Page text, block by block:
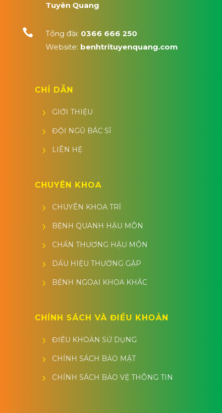
Tuyên Quang
 Tổng đài: 0366 666 250
Website: benhtrituyenquang.com
CHỈ DẪN
GIỚI THIỆU
ĐỘI NGŨ BÁC SĨ
LIÊN HỆ
CHUYÊN KHOA
CHUYÊN KHOA TRĨ
BỆNH QUANH HẬU MÔN
CHẤN THƯƠNG HẬU MÔN
DẤU HIỆU THƯỜNG GẶP
BỆNH NGOẠI KHOA KHÁC
CHÍNH SÁCH VÀ ĐIỀU KHOẢN
ĐIỀU KHOẢN SỬ DỤNG
CHÍNH SÁCH BẢO MẬT
CHÍNH SÁCH BẢO VỆ THÔNG TIN